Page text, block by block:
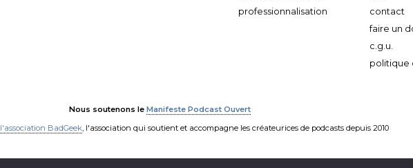
professionnalisation
contact
faire un
c.g.u.
politique
Nous soutenons le Manifeste Podcast Ouvert
l'association BadGeek, l'association qui soutient et accompagne les créateurices de podcasts depuis 2010